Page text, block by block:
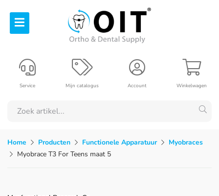
Winkelwagen
Account
Mijn catalogus
Service
Home Producten Functionele Apparatuur
Myobraces
Myobrace T3 For Teens maat 5